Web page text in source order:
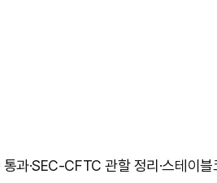
과·SEC-CFTC 관할 정리·스테이